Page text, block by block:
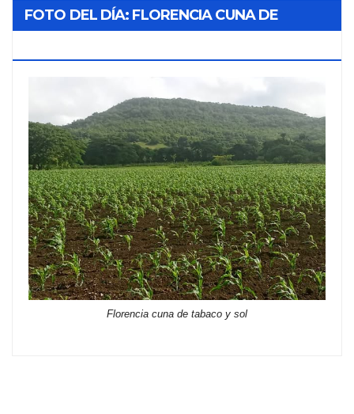
FOTO DEL DÍA: FLORENCIA CUNA DE
Florencia cuna de tabaco y sol